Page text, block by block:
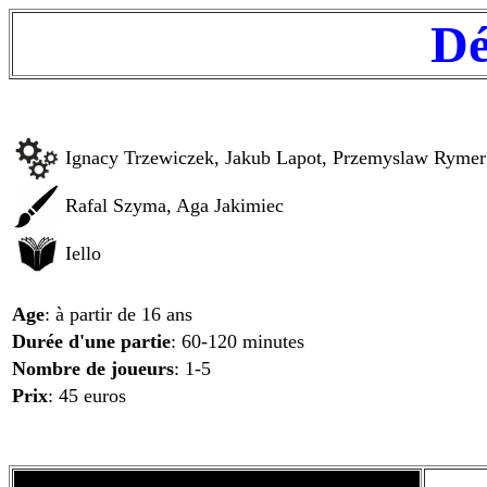
Ignacy Trzewiczek, Jakub Lapot, Przemyslaw Rymer
Rafal Szyma, Aga Jakimiec
Iello
Age: à partir de 16 ans
Durée d'une partie: 60-120 minutes
Nombre de joueurs: 1-5
Prix: 45 euros